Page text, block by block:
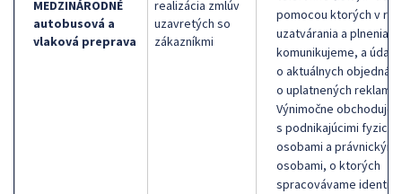
MEDZINÁRODNÉ
autobusová a
vlaková preprava
realizácia zmlúv
uzavretých so
zákazníkmi
pomocou ktorých v
uzatvárania a plnenia
komunikujeme, a údaje
o aktuálnych
o uplatnených
Výnimočne
s podnikajúcimi
osobami a právnickými
osobami, o ktorých
spracovávame